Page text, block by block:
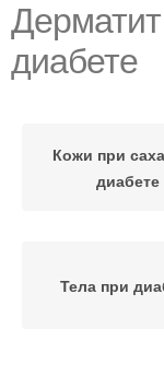
диабете
Кожи при
диабете
Тела при